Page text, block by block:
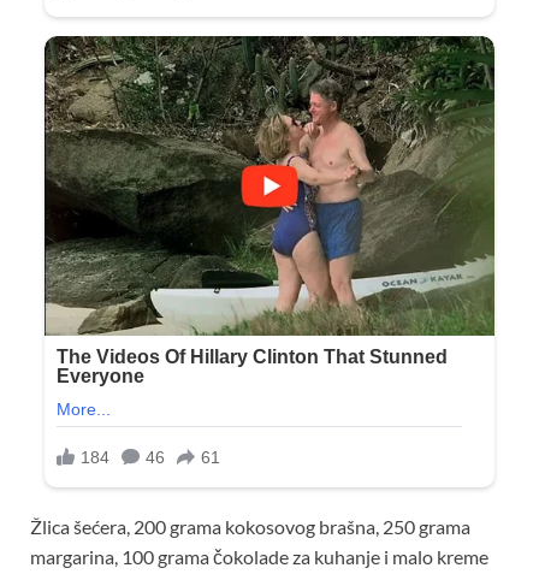
Žlica šećera, 200 grama kokosovog brašna, 250 grama
margarina, 100 grama čokolade za kuhanje i malo kreme